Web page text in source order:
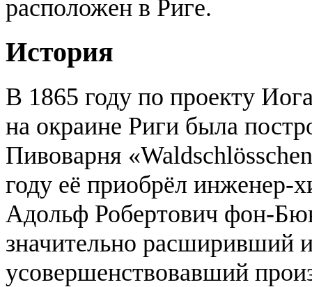
расположен в Риге.
История
В 1865 году по проекту
на окраине Риги была
Пивоварня
году её приобрёл инженер-
Адольф Робертович фон-
значительно расширивший
усовершенствовавший